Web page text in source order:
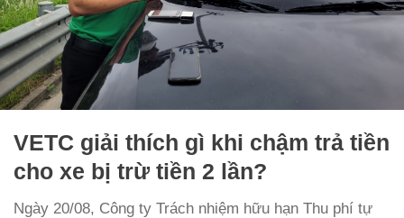
VETC giải thích gì khi chậm trả tiền
cho xe bị trừ tiền 2 lần?
Ngày 20/08, Công ty Trách nhiệm hữu hạn Thu phí tự